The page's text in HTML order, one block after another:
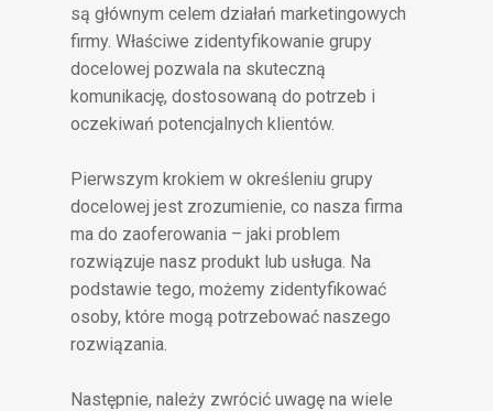
są głównym celem działań marketingowych
firmy. Właściwe zidentyfikowanie grupy
docelowej pozwala na skuteczną
komunikację, dostosowaną do potrzeb i
oczekiwań potencjalnych klientów.
Pierwszym krokiem w określeniu grupy
docelowej jest zrozumienie, co nasza firma
ma do zaoferowania – jaki problem
rozwiązuje nasz produkt lub usługa. Na
podstawie tego, możemy zidentyfikować
osoby, które mogą potrzebować naszego
rozwiązania.
Następnie, należy zwrócić uwagę na wiele